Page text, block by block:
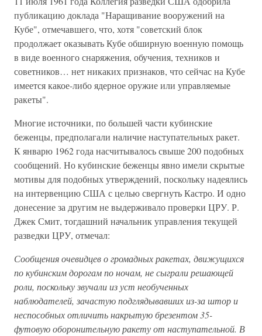
публикацию доклада "Наращивание вооружений на
Кубе", отмечавшего, что, хотя "советский блок
продолжает оказывать Кубе обширную военную помощь
в виде военного снаряжения, обучения, техников и
советников… нет никаких признаков, что сейчас на Кубе
имеется какое-либо ядерное оружие или управляемые
ракеты".
Многие источники, по большей части кубинские
беженцы, предполагали наличие наступательных ракет.
К январю 1962 года насчитывалось свыше 200 подобных
сообщений. Но кубинские беженцы явно имели скрытые
мотивы для подобных утверждений, поскольку надеялись
на интервенцию США с целью свергнуть Кастро. И одно
донесение за другим не выдерживало проверки ЦРУ. Р.
Джек Смит, тогдашний начальник управления текущей
разведки ЦРУ, отмечал:
Сообщения очевидцев о громадных ракетах, движущихся
по кубинским дорогам по ночам, не сыграли решающей
роли, поскольку звучали из уст необученных
наблюдателей, зачастую подглядывавших из-за штор и
неспособных отличить накрытую брезентом 35-
футовую оборонительную ракету от наступательной. В